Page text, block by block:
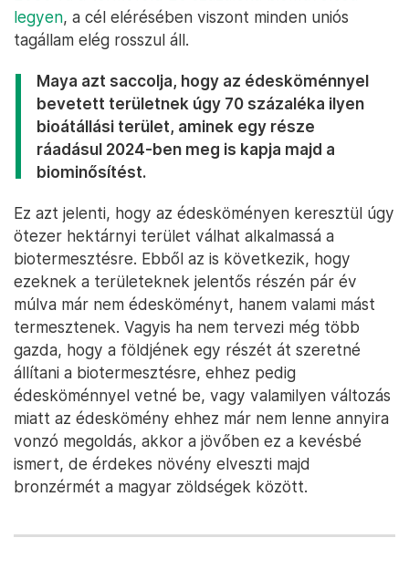
legyen, a cél elérésében viszont minden uniós
tagállam elég rosszul áll.
Maya azt saccolja, hogy az édesköménnyel
bevetett területnek úgy 70 százaléka ilyen
bioátállási terület, aminek egy része
ráadásul 2024-ben meg is kapja majd a
biominősítést.
Ez azt jelenti, hogy az édesköményen keresztül úgy
ötezer hektárnyi terület válhat alkalmassá a
biotermesztésre. Ebből az is következik, hogy
ezeknek a területeknek jelentős részén pár év
múlva már nem édesköményt, hanem valami mást
termesztenek. Vagyis ha nem tervezi még több
gazda, hogy a földjének egy részét át szeretné
állítani a biotermesztésre, ehhez pedig
édesköménnyel vetné be, vagy valamilyen változás
miatt az édeskömény ehhez már nem lenne annyira
vonzó megoldás, akkor a jövőben ez a kevésbé
ismert, de érdekes növény elveszti majd
bronzérmét a magyar zöldségek között.